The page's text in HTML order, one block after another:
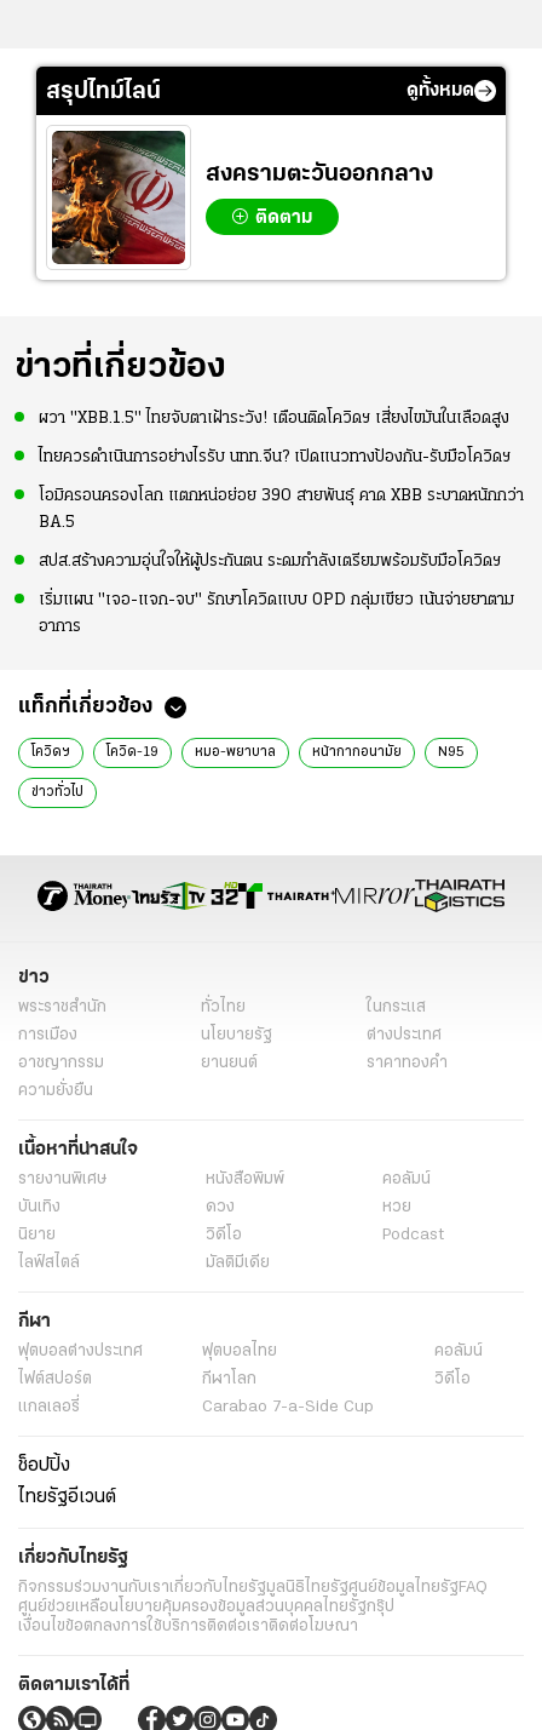
สรุปไทม์ไลน์ ดูทั้งหมด
สงครามตะวันออกกลาง
ติดตาม
ข่าวที่เกี่ยวข้อง
ผวา "XBB.1.5" ไทยจับตาเฝ้าระวัง! เตือนติดโควิดฯ เสี่ยงไขมันในเลือดสูง
ไทยควรดำเนินการอย่างไรรับ นทท.จีน? เปิดแนวทางป้องกัน-รับมือโควิดฯ
โอมิครอนครองโลก แตกหน่อย่อย 390 สายพันธุ์ คาด XBB ระบาดหนักกว่า
BA.5
สปส.สร้างความอุ่นใจให้ผู้ประกันตน ระดมกำลังเตรียมพร้อมรับมือโควิดฯ
เริ่มแผน "เจอ-แจก-จบ" รักษาโควิดแบบ OPD กลุ่มเขียว เน้นจ่ายยาตาม
อาการ
แท็กที่เกี่ยวข้อง
โควิดฯ โควิด-19 หมอ-พยาบาล หน้ากากอนามัย N95
ข่าวทั่วไป
ข่าว
พระราชสำนัก ทั่วไทย
ในกระแส
การเมือง
นโยบายรัฐ
ต่างประเทศ
อาชญากรรม
ยานยนต์
ราคาทองคำ
ความยั่งยืน
เนื้อหาที่น่าสนใจ
รายงานพิเศษ หนังสือพิมพ์
คอลัมน์
บันเทิง
ดวง
หวย
นิยาย
วิดีโอ
Podcast
ไลฟ์สไตล์
มัลติมีเดีย
กีฬา
ฟุตบอลต่่างประเทศ ฟุตบอลไทย
คอลัมน์
ไฟต์สปอร์ต
กีฬาโลก
วิดีโอ
แกลเลอรี่
Carabao 7-a-Side Cup
ช็อปปิ้ง
ไทยรัฐอีเวนต์
เกี่ยวกับไทยรัฐ
กิจกรรมร่วมงานกับเราเกี่ยวกับไทยรัฐมูลนิธิไทยรัฐศูนย์ข้อมูลไทยรัฐ FAQ
ศูนย์ช่วยเหลือนโยบายคุ้มครองข้อมูลส่วนบุคคลไทยรัฐกรุ๊ป
เงื่อนไขข้อตกลงการใช้บริการติดต่อเราติดต่อโฆษณา
ติดตามเราได้ที่